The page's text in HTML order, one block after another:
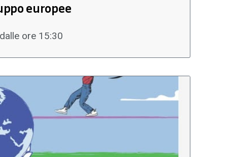
europee
ore 15:30